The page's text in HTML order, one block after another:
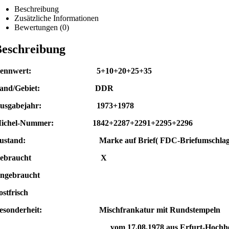
Beschreibung
Zusätzliche Informationen
Bewertungen (0)
5+10+20+25+35
Gebiet: DDR
1973+1978
Nummer: 1842+2287+2291+2295+2296
Marke auf Brief( FDC-
X
Mischfrankatur mit Rundstempeln
17.08.1978 aus Erfurt-